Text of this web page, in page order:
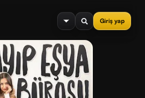
Giriş yap